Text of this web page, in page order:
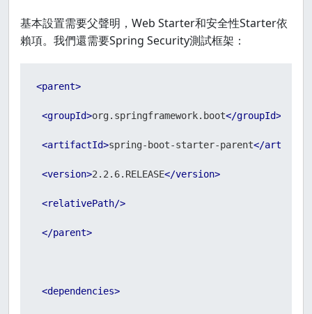
基本設置需要父聲明，Web Starter和安全性Starter依
賴項。我們還需要Spring Security測試框架：
<parent>
<groupId>org.springframework.boot</groupId>
<artifactId>spring-boot-starter-parent</
<version>2.2.6.RELEASE</version>
<relativePath/>
</parent>
<dependencies>